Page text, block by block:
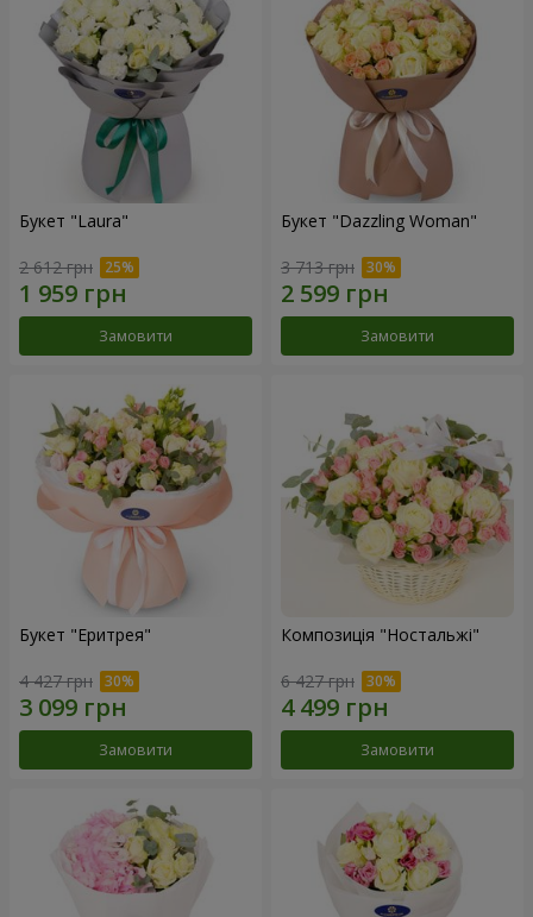
Букет "Laura"
2 612 грн
Замовити
Букет "Dazzling Woman"
3 713 грн
Замовити
Букет "Еритрея"
4 427 грн
Замовити
Композиція "Ностальжі"
6 427 грн
Замовити